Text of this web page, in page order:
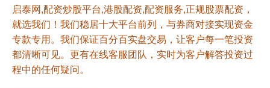
启泰网,配资炒股平台,港股配资,配资服务,正规股票配资，
就选我们！我们稳居十大平台前列，与券商对接实现资金
专款专用。我们保证百分百实盘交易，让客户每一笔投资
都清晰可见。更有在线客服团队，实时为客户解答投资过
程中的任何疑问。